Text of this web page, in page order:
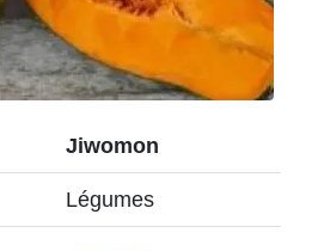
Jiwomon
Légumes